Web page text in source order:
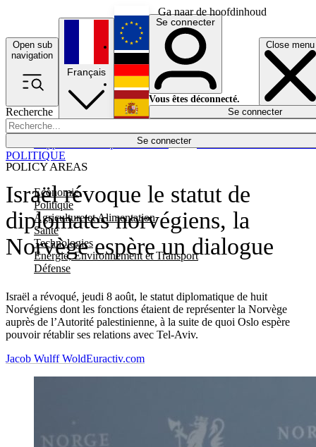
Ga naar de hoofdinhoud
Open sub
navigation
Close menu
Recherche
Se connecter
POLICY AREAS
Economie
Politique
Agriculture et Alimentation
Santé
Technologies
Energie, Environnement et Transport
Défense
Économie
Français
English
Deutsch
Español
Se connecter
Vous êtes déconnecté.
Se connecter
Israël révoque le statut de
diplomates norvégiens, la
Norvège espère un dialogue
Israël a révoqué, jeudi 8 août, le statut diplomatique de huit
Norvégiens dont les fonctions étaient de représenter la Norvège
auprès de l’Autorité palestinienne, à la suite de quoi Oslo espère
pouvoir rétablir ses relations avec Tel-Aviv.
POLITIQUE
Jacob Wulff WoldEuractiv.com